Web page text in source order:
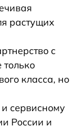
растущих
с
только
класса, но
сервисному
России и